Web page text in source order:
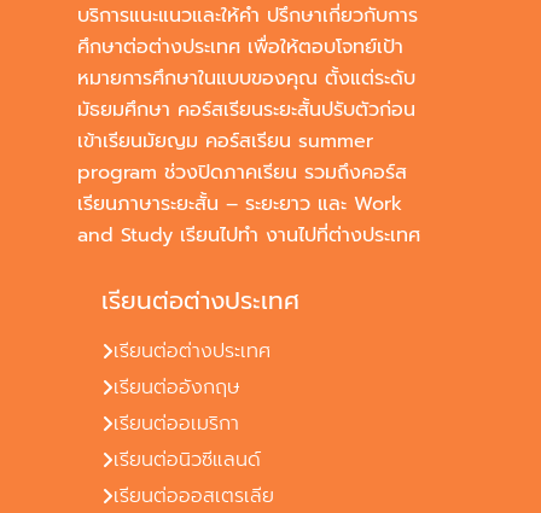
บริการแนะแนวและให้คำ ปรึกษาเกี่ยวกับการ
ศึกษาต่อต่างประเทศ เพื่อให้ตอบโจทย์เป้า
หมายการศึกษาในแบบของคุณ ตั้งแต่ระดับ
มัธยมศึกษา คอร์สเรียนระยะสั้นปรับตัวก่อน
เข้าเรียนมัยญม คอร์สเรียน summer
program ช่วงปิดภาคเรียน รวมถึงคอร์ส
เรียนภาษาระยะสั้น – ระยะยาว และ Work
and Study เรียนไปทำ งานไปที่ต่างประเทศ
เรียนต่อต่างประเทศ
เรียนต่อต่างประเทศ
เรียนต่ออังกฤษ
เรียนต่ออเมริกา
เรียนต่อนิวซีแลนด์
เรียนต่อออสเตรเลีย